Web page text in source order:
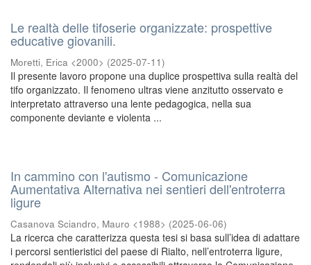
Le realtà delle tifoserie organizzate: prospettive
educative giovanili.
Moretti, Erica <2000> (2025-07-11)
Il presente lavoro propone una duplice prospettiva sulla realtà del
tifo organizzato. Il fenomeno ultras viene anzitutto osservato e
interpretato attraverso una lente pedagogica, nella sua
componente deviante e violenta ...
In cammino con l'autismo - Comunicazione
Aumentativa Alternativa nei sentieri dell'entroterra
ligure
Casanova Sciandro, Mauro <1988> (2025-06-06)
La ricerca che caratterizza questa tesi si basa sull’idea di adattare
i percorsi sentieristici del paese di Rialto, nell’entroterra ligure,